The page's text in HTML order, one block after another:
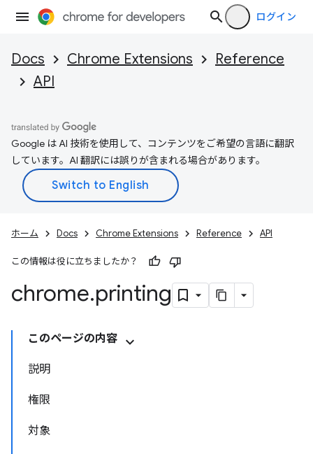
ログイン
Docs Chrome Extensions
Reference
API
Google は AI 技術を使用して、コンテンツをご希望の言語に翻訳
しています。AI 翻訳には誤りが含まれる場合があります。
ホーム Docs Chrome Extensions Reference API
この情報は役に立ちましたか？
chrome.printing
このページの内容
説明
権限
対象